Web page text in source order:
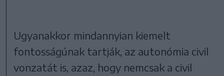
Ugyanakkor mindannyian kiemelt
fontosságúnak tartják, az autonómia civil
vonzatát is, azaz, hogy nemcsak a civil